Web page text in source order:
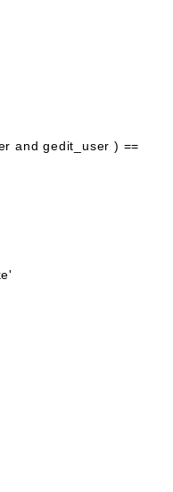
and gedit_user ) ==